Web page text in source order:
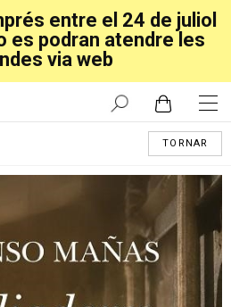
entre el 24 de juliol
es podran atendre les
via web
TORNAR